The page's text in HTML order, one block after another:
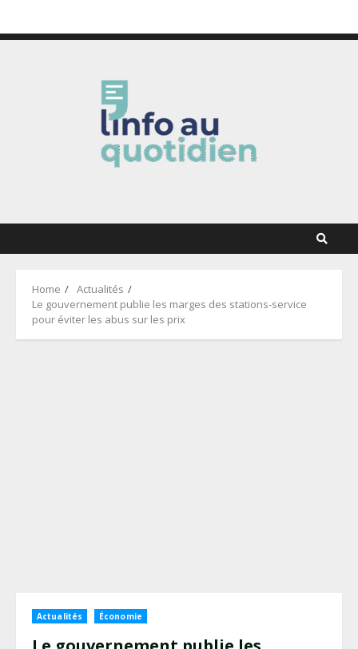
Home
Actualités
Le gouvernement publie les marges des stations-service
pour éviter les abus sur les prix
Actualités Économie